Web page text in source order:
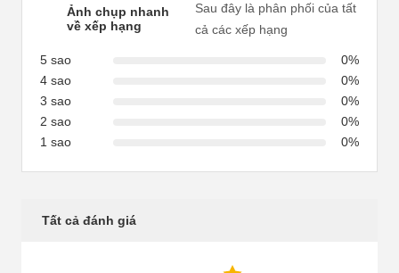
Ảnh chụp nhanh
về xếp hạng
Sau đây là phân phối của tất
cả các xếp hạng
5 sao
0%
4 sao
0%
3 sao
0%
2 sao
0%
1 sao
0%
Tất cả đánh giá